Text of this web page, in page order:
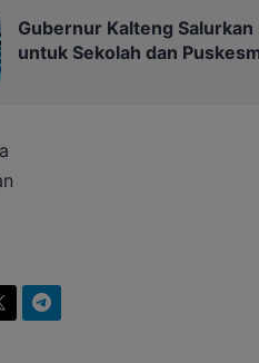
Gubernur Kalteng
untuk Sekolah dan